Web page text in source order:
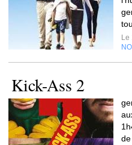
Le
Kick-Ass 2